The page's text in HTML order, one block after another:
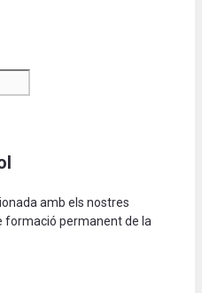
amb els nostres
formació permanent de la